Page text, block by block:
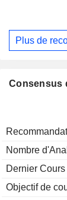
Plus de
Consensus
Nombre
Dernier
Objectif de